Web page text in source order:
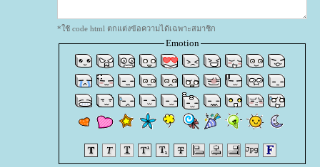
*ใช้ code html ตกแต่งข้อความได้เฉพาะสมาชิก
Emotion